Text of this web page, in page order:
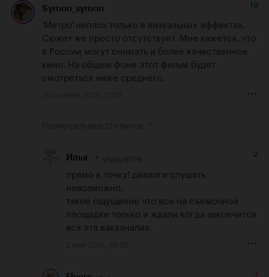
Symon_symon 19
'Метро' неплох только в визуальных эффектах.
Сюжет же просто отсутствует. Мне кажется, что
в России могут снимать и более качественное
кино. На общем фоне этот фильм будет
смотреться ниже среднего.
Илья 2
прямо в точку! диалоги слушать
невозможно.
такое ощущение что все на съемочной
площадке только и ждали когда закончится
вся эта вакханалия.
-1